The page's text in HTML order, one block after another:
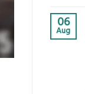
06
Aug